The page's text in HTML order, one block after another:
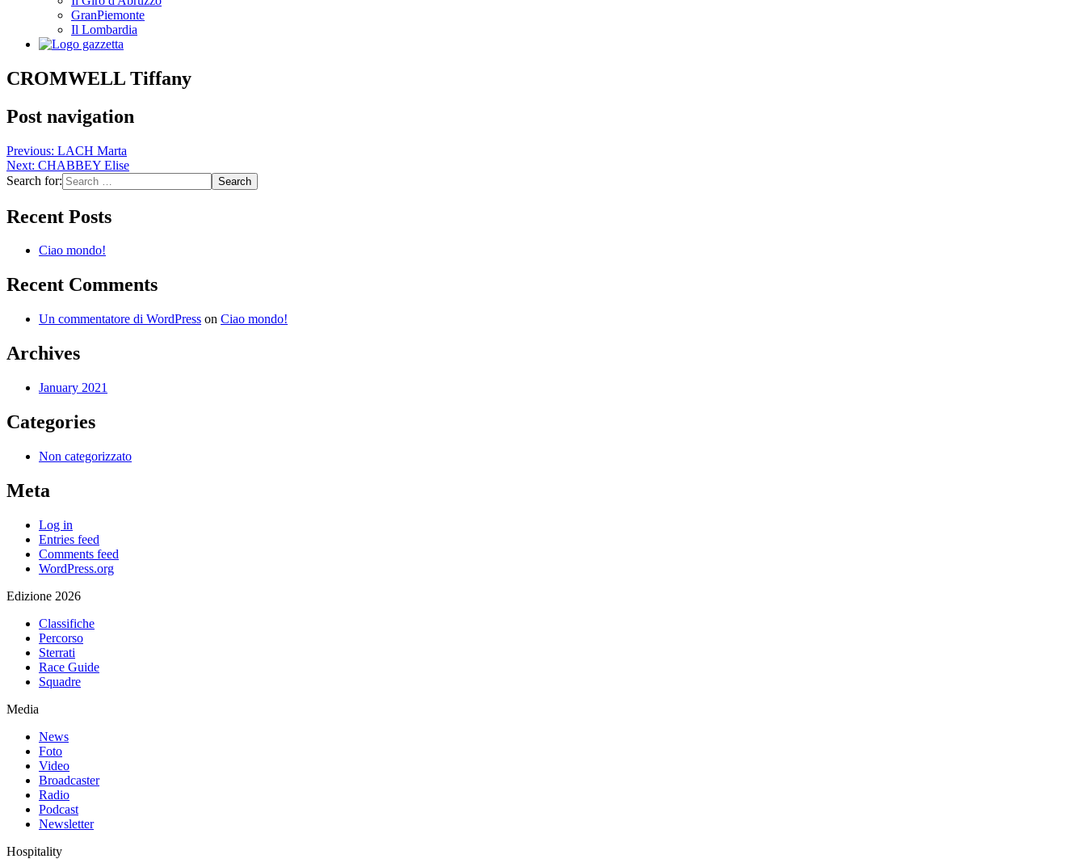
GranPiemonte
Il Lombardia
CROMWELL Tiffany
Post navigation
Previous: LACH Marta
Next: CHABBEY Elise
Search for:
Recent Posts
Ciao mondo!
Recent Comments
Un commentatore di WordPress on Ciao mondo!
Archives
January 2021
Categories
Non categorizzato
Meta
Log in
Entries feed
Comments feed
WordPress.org
Edizione 2026
Classifiche
Percorso
Sterrati
Race Guide
Squadre
Media
News
Foto
Video
Broadcaster
Radio
Podcast
Newsletter
Hospitality